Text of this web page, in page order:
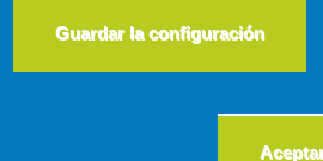
2026. All
Guardar la configuración